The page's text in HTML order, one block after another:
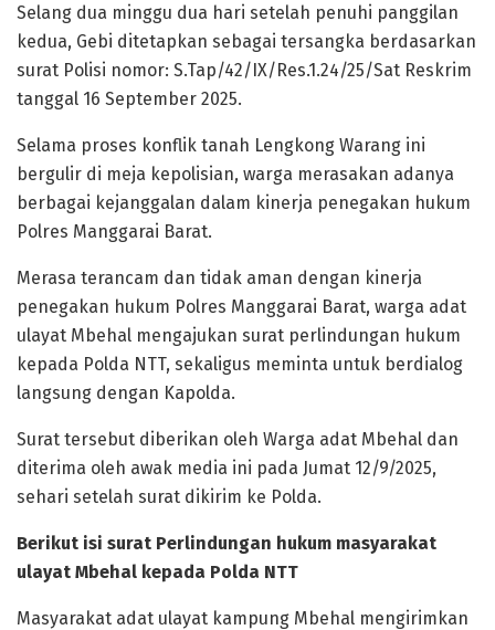
Selang dua minggu dua hari setelah penuhi panggilan
kedua, Gebi ditetapkan sebagai tersangka berdasarkan
surat Polisi nomor: S.Tap/42/IX/Res.1.24/25/Sat Reskrim
tanggal 16 September 2025.
Selama proses konflik tanah Lengkong Warang ini
bergulir di meja kepolisian, warga merasakan adanya
berbagai kejanggalan dalam kinerja penegakan hukum
Polres Manggarai Barat.
Merasa terancam dan tidak aman dengan kinerja
penegakan hukum Polres Manggarai Barat, warga adat
ulayat Mbehal mengajukan surat perlindungan hukum
kepada Polda NTT, sekaligus meminta untuk berdialog
langsung dengan Kapolda.
Surat tersebut diberikan oleh Warga adat Mbehal dan
diterima oleh awak media ini pada Jumat 12/9/2025,
sehari setelah surat dikirim ke Polda.
Berikut isi surat Perlindungan hukum masyarakat
ulayat Mbehal kepada Polda NTT
Masyarakat adat ulayat kampung Mbehal mengirimkan